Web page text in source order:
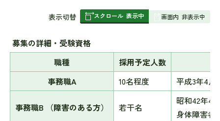
表
み
の
表示切替 スクロール 表示中 画面内 非表示中
募集の詳細・受験資格
職種
採用予定人数
事務職A
10名程度 平成3年4月
事務職B （障害のある方） 若干名
昭和42年4
身体障害者